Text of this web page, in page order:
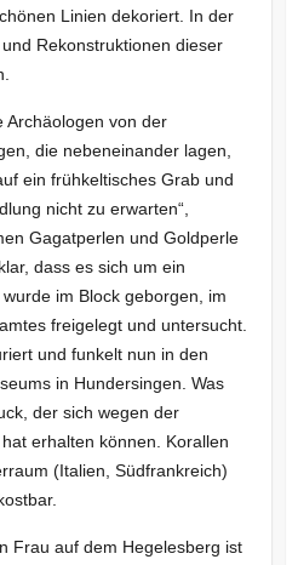
Linien dekoriert. In der
Rekonstruktionen dieser
Archäologen von der
die nebeneinander lagen,
ein frühkeltisches Grab und
nicht zu erwarten“,
Gagatperlen und Goldperle
dass es sich um ein
im Block geborgen, im
freigelegt und untersucht.
und funkelt nun in den
in Hundersingen. Was
der sich wegen der
erhalten können. Korallen
(Italien, Südfrankreich)
Frau auf dem Hegelesberg ist